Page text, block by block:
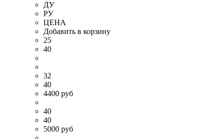
ДУ
РУ
ЦЕНА
Добавить в корзину
25
40
32
40
4400 руб
40
40
5000 руб